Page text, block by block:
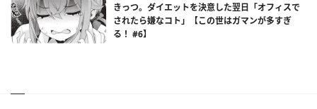
きっつ。ダイエットを決意した翌日「オフィスで
されたら嫌なコト」【この世はガマンが多すぎ
る！ #6】